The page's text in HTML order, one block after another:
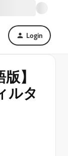
Login
】
ルタ